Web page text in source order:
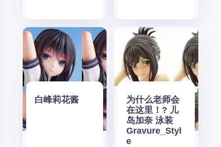
白峰莉花酱
为什么老师会
在这里！? 儿
岛加奈 泳装
Gravure_Styl
e